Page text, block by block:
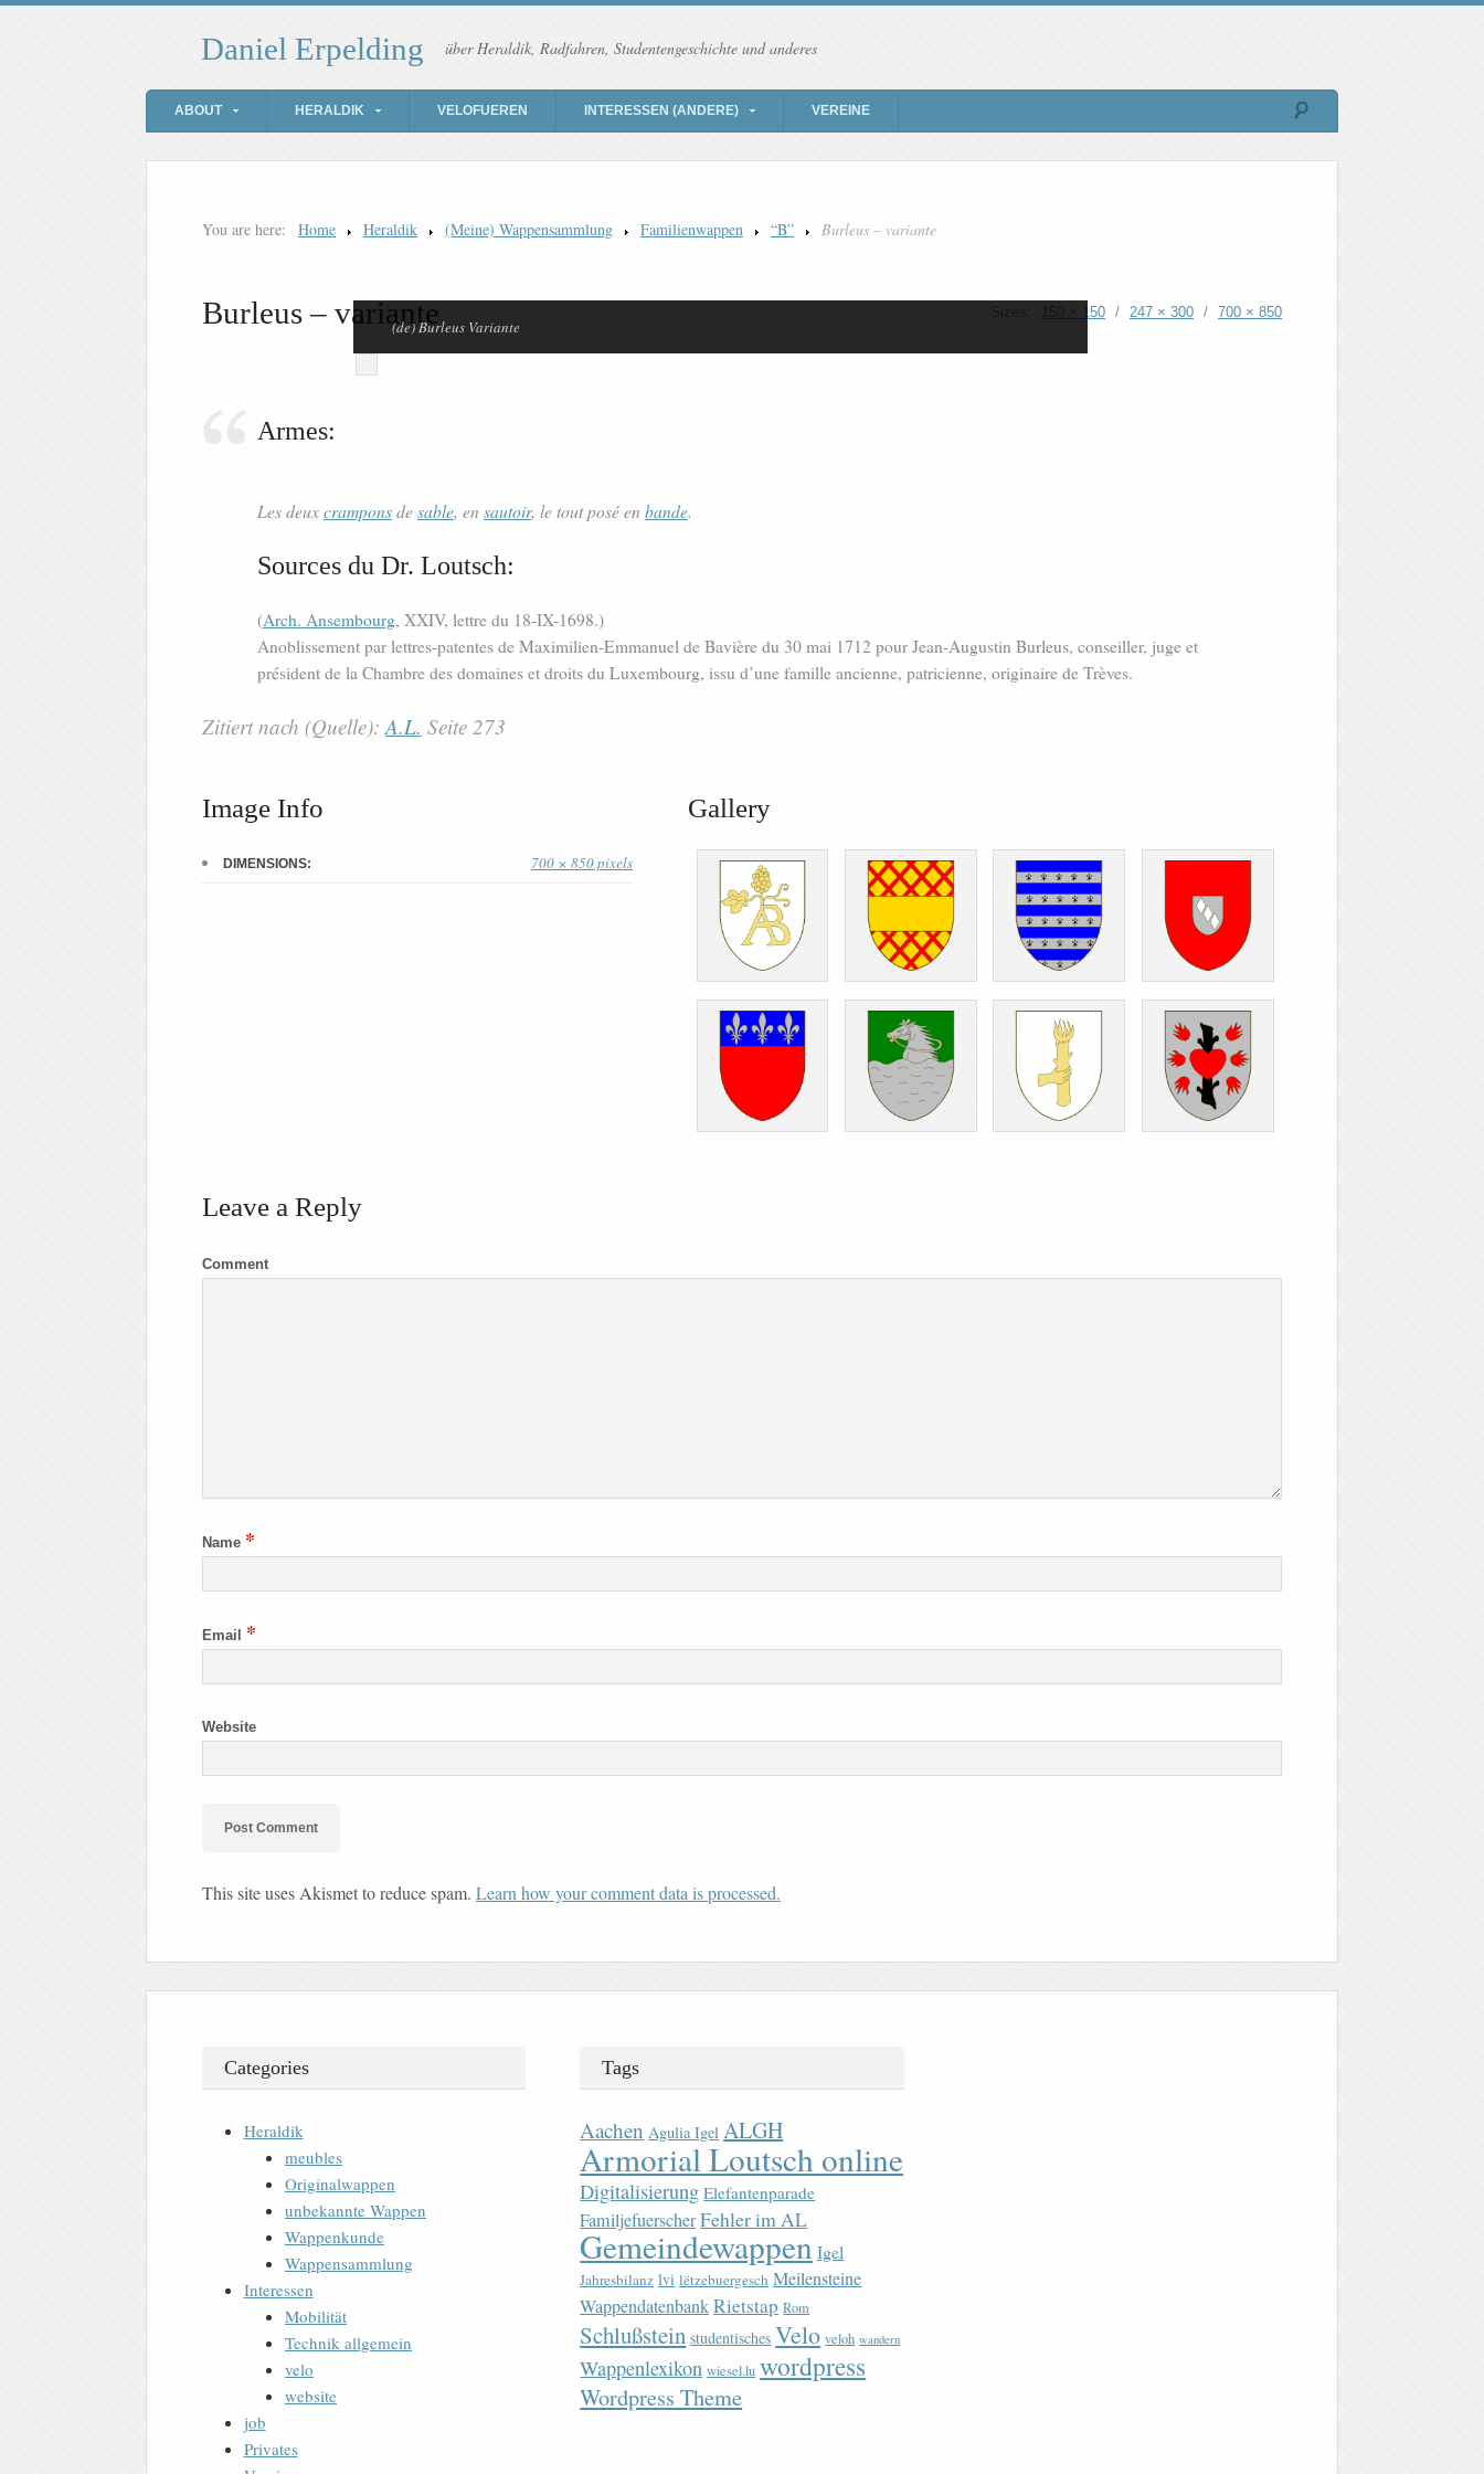
Daniel Erpelding über Heraldik, Radfahren, Studentengeschichte und anderes
ABOUT HERALDIK VELOFUEREN INTERESSEN (ANDERE) VEREINE
You are here: Home Heraldik (Meine) Wappensammlung Familienwappen “B” Burleus – variante
Burleus – variante 150 × 150 / 247 × 300 / 700 × 850
(de) Burleus Variante
Armes:
Les deuxcramponsdesable, en sautoir, le tout posé en bande.
Sources du Dr. Loutsch:
(Arch. Ansembourg, XXIV, lettre du 18-IX-1698.)
Anoblissement par lettres-patentes de Maximilien-Emmanuel de Bavière du 30 mai 1712 pour Jean-Augustin Burleus, conseiller, juge et
président de la Chambre des domaines et droits du Luxembourg, issu d’une famille ancienne, patricienne, originaire de Trèves.
Zitiert nach (Quelle):A.L. Seite 273
Image Info
DIMENSIONS: 700 × 850 pixels
Gallery
Leave a Reply
Comment
Name *
Email *
Website
This site uses Akismet to reduce spam. Learn how your comment data is processed.
Categories
Heraldik
meubles
Originalwappen
unbekannte Wappen
Wappenkunde
Wappensammlung
Interessen
Mobilität
Technik allgemein
velo
website
job
Privates
Tags
Aachen Agulia Igel ALGH
Armorial Loutsch online
Digitalisierung Elefantenparade
FamiljefuerscherFehler im AL
Gemeindewappen Igel
Jahresbilanz lvi lëtzebuergesch Meilensteine
WappendatenbankRietstap Rom
Schlußstein studentisches Velo veloh wandern
Wappenlexikon wiesel.lu wordpress
Wordpress Theme